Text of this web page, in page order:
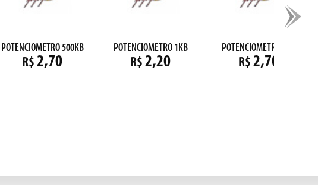
POTENCIOMETRO 500KB
R$ 2,70
POTENCIOMETRO 1KB
R$ 2,20
POTENCIOMETRO 5KB
R$ 2,70